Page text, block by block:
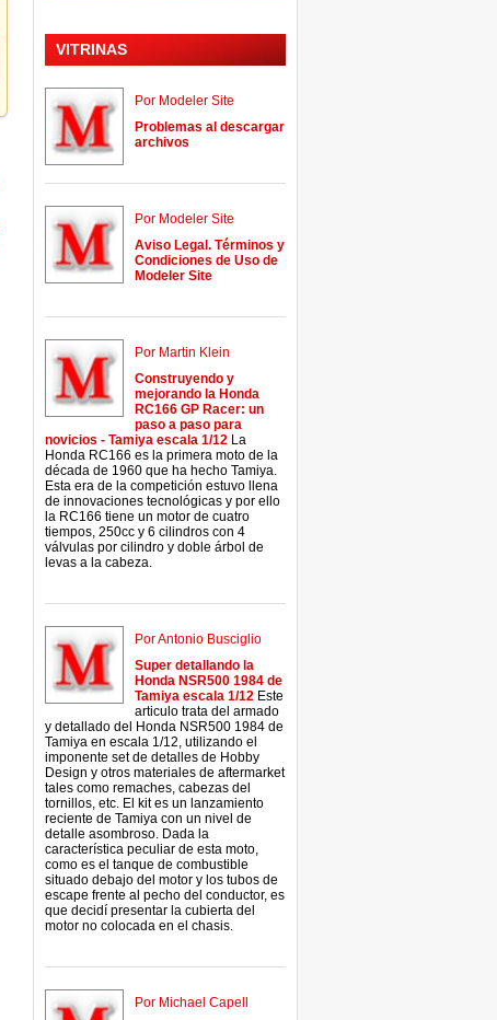
VITRINAS
Por Modeler Site
Problemas al descargar
archivos
Por Modeler Site
Aviso Legal. Términos y
Condiciones de Uso de
Modeler Site
Por Martin Klein
Construyendo y
mejorando la Honda
RC166 GP Racer: un
paso a paso para
novicios - Tamiya escala 1/12 La
Honda RC166 es la primera moto de la
década de 1960 que ha hecho Tamiya.
Esta era de la competición estuvo llena
de innovaciones tecnológicas y por ello
la RC166 tiene un motor de cuatro
tiempos, 250cc y 6 cilindros con 4
válvulas por cilindro y doble árbol de
levas a la cabeza.
Por Antonio Busciglio
Super detallando la
Honda NSR500 1984 de
Tamiya escala 1/12 Este
articulo trata del armado
y detallado del Honda NSR500 1984 de
Tamiya en escala 1/12, utilizando el
imponente set de detalles de Hobby
Design y otros materiales de aftermarket
tales como remaches, cabezas del
tornillos, etc. El kit es un lanzamiento
reciente de Tamiya con un nivel de
detalle asombroso. Dada la
característica peculiar de esta moto,
como es el tanque de combustible
situado debajo del motor y los tubos de
escape frente al pecho del conductor, es
que decidí presentar la cubierta del
motor no colocada en el chasis.
Por Michael Capell